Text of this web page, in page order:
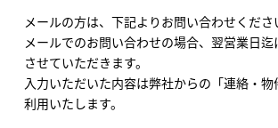
メールの方は、下記よりお問い合わせくださ
メールでのお問い合わせの場合、翌営業日
させていただきます。
入力いただいた内容は弊社からの「連絡・
利用いたします。